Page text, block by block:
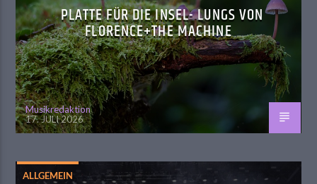
PLATTE FÜR DIE INSEL- LUNGS VON
FLORENCE+THE MACHINE
Musikredaktion
17. JULI 2026
ALLGEMEIN